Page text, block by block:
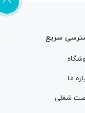
سریع
ما
شغلی